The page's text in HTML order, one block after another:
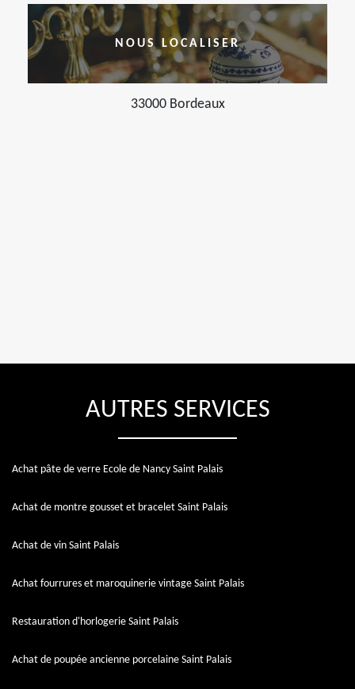
NOUS LOCALISER
33000 Bordeaux
AUTRES SERVICES
Achat pâte de verre Ecole de Nancy Saint Palais
Achat de montre gousset et bracelet Saint Palais
Achat de vin Saint Palais
Achat fourrures et maroquinerie vintage Saint Palais
Restauration d'horlogerie Saint Palais
Achat de poupée ancienne porcelaine Saint Palais